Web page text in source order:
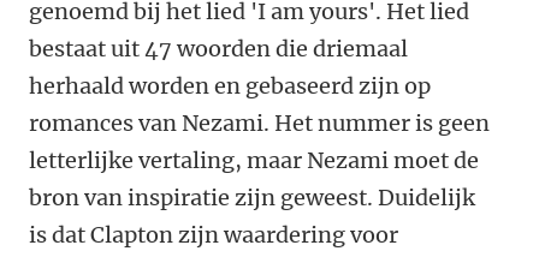
genoemd bij het lied 'I am yours'. Het lied
bestaat uit 47 woorden die driemaal
herhaald worden en gebaseerd zijn op
romances van Nezami. Het nummer is geen
letterlijke vertaling, maar Nezami moet de
bron van inspiratie zijn geweest. Duidelijk
is dat Clapton zijn waardering voor